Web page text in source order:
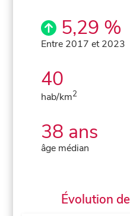
5,29 %
Entre 2017 et 2023
40
hab/km2
38 ans
âge médian
Évolution